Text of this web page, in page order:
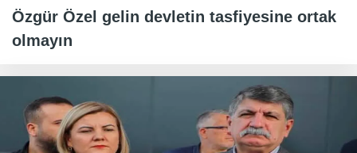
Özgür Özel gelin devletin tasfiyesine ortak
olmayın